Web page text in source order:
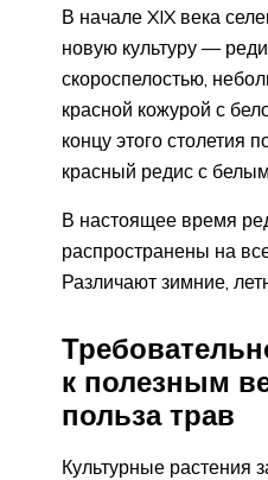
В начале XIX века
новую культуру —
скороспелостью,
красной кожурой с
концу этого столетия
красный редис с
В настоящее время
распространены на
Различают зимние,
к полезным
польза трав
Культурные растения